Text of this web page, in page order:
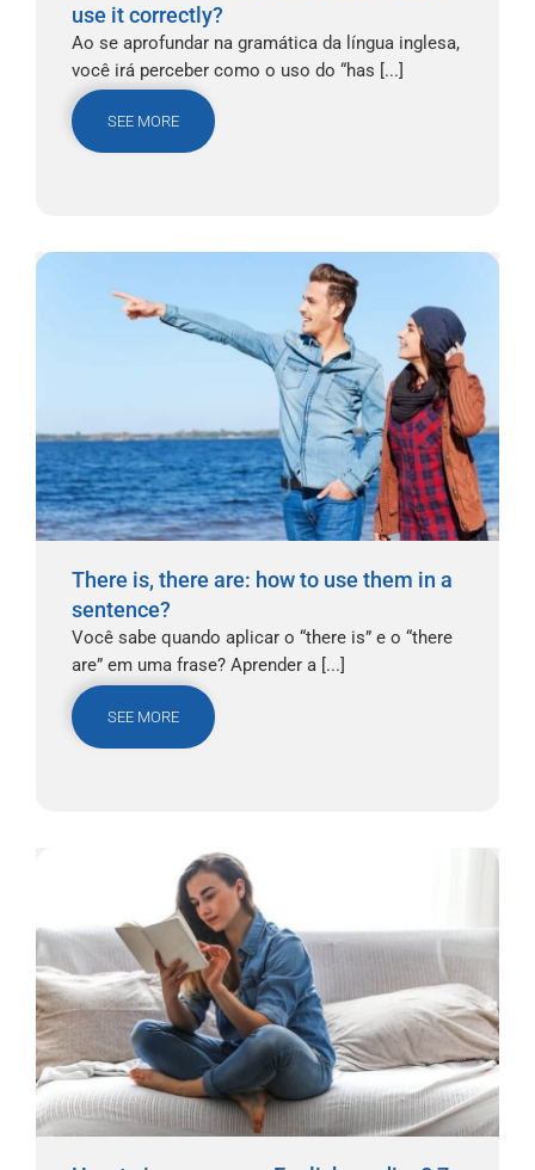
use it correctly?
Ao se aprofundar na gramática da língua inglesa,
você irá perceber como o uso do “has [...]
SEE MORE
There is, there are: how to use them in a
sentence?
Você sabe quando aplicar o “there is” e o “there
are” em uma frase? Aprender a [...]
SEE MORE